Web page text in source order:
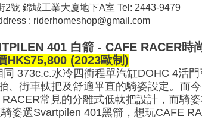
2號 錦城工業大廈地下A室 Tel: 2443-9479
: riderhomeshop@gmail.com
401 白箭 - CAFE RACER時
HK$75,800 (2023歐制)
373c.c.水冷四衝程單汽缸DOHC 4活
街車軚把及舒適畢直的騎姿設定。而
常見的分離式低軚把設計，而騎
姿選Svartpilen 401黑箭，想玩CAFE